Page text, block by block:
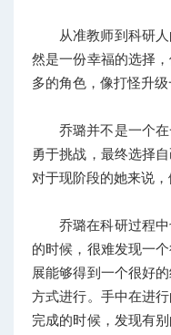
从准教师到科研
然是一份幸福的选择
多的角色，像打怪升级
乔璐并不是一个
勇于挑战，最终选择
对于现阶段的她来说，
乔璐在科研过程
的时候，很难发现一
展能够得到一个很好
方式进行。手中在进
完成的时候，发现有